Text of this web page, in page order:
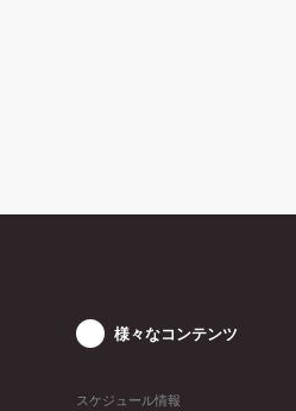
様々なコンテンツ
スケジュール情報